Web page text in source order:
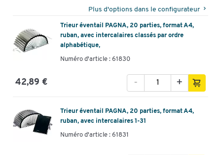
Plus d'options dans le configurateur
Trieur éventail PAGNA, 20 parties, format A4,
ruban, avec intercalaires classés par ordre
alphabétique,
Numéro d'article : 61830
42,89 € +
-
Trieur éventail PAGNA, 20 parties, format A4,
ruban, avec intercalaires 1-31
Numéro d'article : 61831